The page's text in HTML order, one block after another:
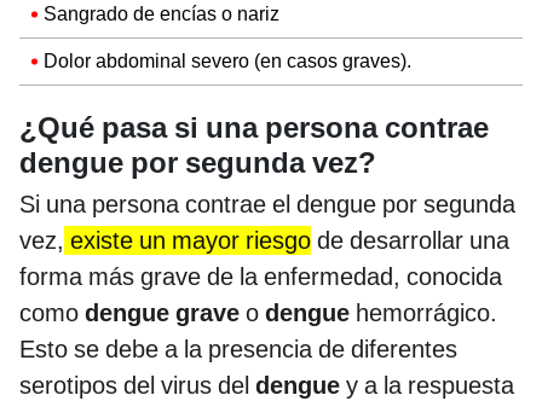
Sangrado de encías o nariz
Dolor abdominal severo (en casos graves).
¿Qué pasa si una persona contrae
dengue por segunda vez?
Si una persona contrae el dengue por segunda
vez, existe un mayor riesgo de desarrollar una
forma más grave de la enfermedad, conocida
como dengue grave o dengue hemorrágico.
Esto se debe a la presencia de diferentes
serotipos del virus del dengue y a la respuesta